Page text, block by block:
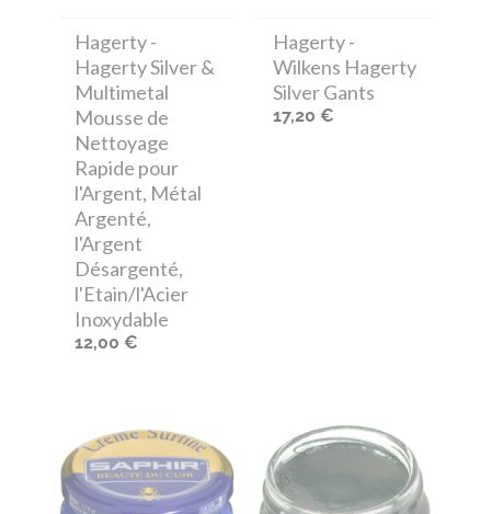
Hagerty-
Hagerty Silver &
Multimetal
Mousse de
Nettoyage
Rapide pour
l'Argent, Métal
Argenté,
l'Argent
Désargenté,
l'Etain/l'Acier
Inoxydable
12,00 €
Hagerty-
Wilkens Hagerty
Silver Gants
17,20 €